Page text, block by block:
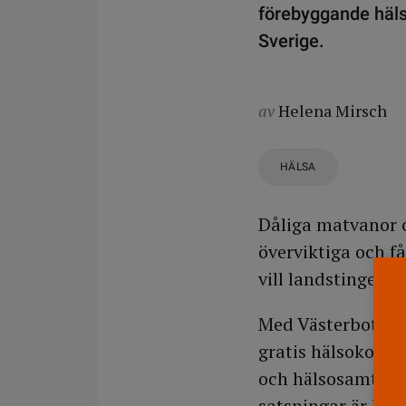
förebyggande
Sverige.
avHelena Mirsch
HÄLSA
Dåliga
överviktiga och
vill landstinget
Med
gratis
och